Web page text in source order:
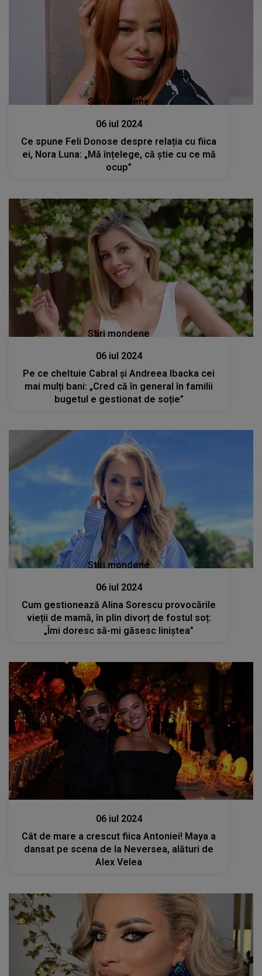
Stiri mondene
06 iul 2024
Ce spune Feli Donose despre relația cu fiica
ei, Nora Luna: „Mă înțelege, că știe cu ce mă
ocup”
Stiri mondene
06 iul 2024
Pe ce cheltuie Cabral și Andreea Ibacka cei
mai mulți bani: „Cred că în general în familii
bugetul e gestionat de soție”
Stiri mondene
06 iul 2024
Cum gestionează Alina Sorescu provocările
vieții de mamă, în plin divorț de fostul soț:
„Îmi doresc să-mi găsesc liniștea”
06 iul 2024
Cât de mare a crescut fiica Antoniei! Maya a
dansat pe scena de la Neversea, alături de
Alex Velea